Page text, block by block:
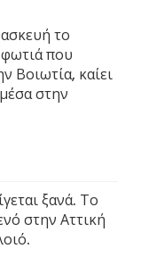
το
που
Βοιωτία, καίει
στην
ξανά. Το
στην Αττική